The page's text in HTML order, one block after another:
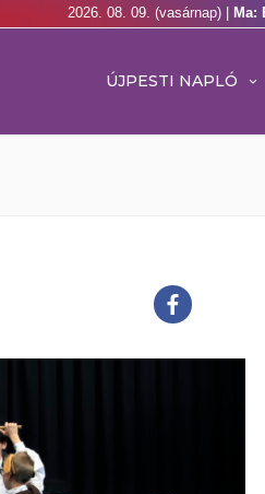
2026. 08. 09. (vasárnap) | Ma:
ÚJPESTI NAPLÓ